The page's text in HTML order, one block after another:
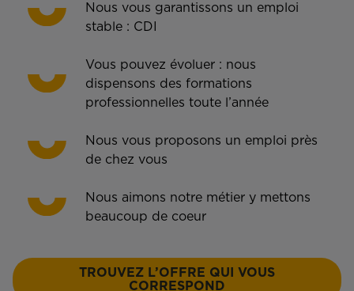
Nous vous garantissons un emploi
stable : CDI
Vous pouvez évoluer : nous
dispensons des formations
professionnelles toute l’année
Nous vous proposons un emploi près
de chez vous
Nous aimons notre métier y mettons
beaucoup de coeur
TROUVEZ L’OFFRE QUI VOUS
CORRESPOND